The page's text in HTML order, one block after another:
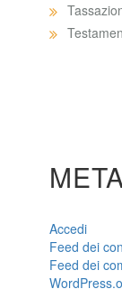
Accedi
Feed dei
Feed dei